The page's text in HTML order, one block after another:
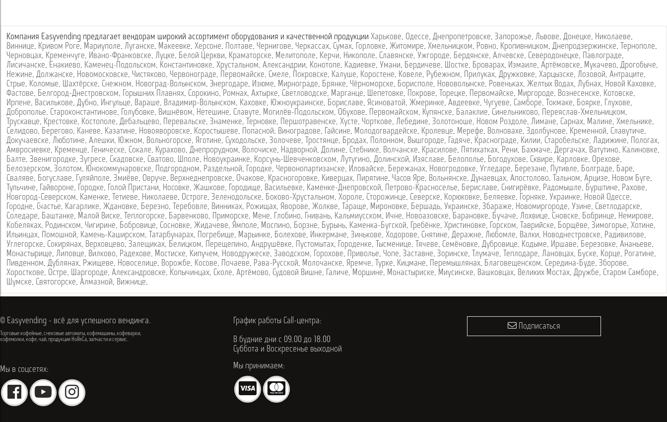
Компания Easyvending предлагает вендорам широкий ассортимент оборудования и качественной продукции Харькове, Одессе, Днепропетровске, Запорожье, Львове, Донецке, Николаеве,
Виннице, Кривом Роге, Мариуполе, Луганске, Макеевке, Херсоне, Полтаве, Чернигове, Черкассах, Сумах, Горловке, Житомире, Хмельницком, Ровно, Кропивницком, Днепродзержинске, Тернополе,
Черновцах, Кременчуге, Ивано-Франковске, Луцке, Белой Церкви, Краматорске, Мелитополе, Керчи, Никополе, Славянске, Ужгороде, Бердянске, Алчевске, Северодонецке, Павлограде,
Лисичанске, Енакиево, Каменец-Подольском, Константиновке, Хрустальном, Александрии, Конотопе, Кадиевке, Умани, Бердичеве, Шостке, Броварах, Измаиле, Артёмовске, Мукачево, Дрогобыче,
Нежине, Должанске, Новомосковске, Чистяково, Червонограде, Первомайске, Смеле, Покровске, Калуше, Коростене, Ковеле, Рубежном, Прилуках, Дружковке, Харцызске, Лозовой, Антраците,
Стрые, Коломые, Шахтёрске, Снежном, Новоград-Волынском, Энергодаре, Изюме, Мирнограде, Брянке, Чёрноморске, Борисполе, Нововолынске, Ровеньках, Желтых Водах, Лубнах, Новой Каховке,
Фастове, Белгород-Днестровском, Горышних Плавнях, Сорокино, Ромнах, Ахтырке, Светловодске, Марганце, Шепетовке, Покрове, Торецке, Первомайске, Миргороде, Вознесенске, Котовске,
Ирпене, Василькове, Дубно, Ингульце, Вараше, Владимир-Волынском, Каховке, Южноукраинске, Бориславе, Ясиноватой, Жмеринке, Авдеевке, Чугуеве, Самборе, Токмаке, Боярке, Глухове,
Доброполье, Староконстантинове, Голубовке, Вишнёвом, Нетешине, Славуте, Могилёв-Подольском, Обухове, Первомайском, Купянске, Балаклие, Синельниково, Переяслав-Хмельницком,
Трускавце, Крестовке, Костополе, Дебальцево, Перевальске, Знаменке, Терновке, Першотравенске, Хусте, Чорткове, Лебедине, Золотоноше, Новом Роздоле, Лимане, Сарнах, Малине, Хмельнике,
Селидово, Берегово, Каневе, Казатине, Новояворовске, Коростышеве, Попасной, Виноградове, Гайсине, Молодогвардейске, Кролевце, Мерефе, Волновахе, Здолбунове, Кременной, Славутиче,
Докучаевске, Люботине, Алешки, Южном, Вольногорске, Яготине, Суходольске, Золочеве, Тростянце, Бродах, Полонном, Вышгороде, Гадяче, Краснограде, Килии, Старобельске, Ладижине, Пологах,
Амвросиевке, Кременце, Геническе, Сокале, Курахово, Днепрорудном, Волочиске, Надворной, Долине, Стебнике, Волчанске, Красилове, Пятихатках, Рени, Бахмаче, Дергачах, Ватутино, Калиновке,
Балте, Звенигородке, Зугресе, Скадовске, Сватово, Шполе, Новоукраинке, Корсунь-Шевченковском, Лутугино, Долинской, Изяславе, Белополье, Богодухове, Сквире, Карловке, Орехове,
Белозерском, Золотом, Юнокоммунаровске, Подгородном, Раздельной, Городке, Червонопартизанске, Иловайске, Бережанах, Новогродовке, Угледаре, Березане, Путивле, Болграде, Баре,
Сваляве, Богуславе, Гуляйполе, Змиёве, Овруче, Верхнеднепровске, Очакове, Красногоровке, Киверцах, Пирятине, Часов Яре, Вольнянске, Дунаевцах, Апостолово, Тальном, Арцизе, Новом Буге,
Тульчине, Гайвороне, Городке, Голой Пристани, Носовке, Жашкове, Городище, Васильевке, Каменке-Днепровской, Петрово-Красноселье, Бериславе, Снигирёвке, Радомышле, Бурштине, Рахове,
Новгород-Северском, Каменке, Тетиеве, Николаеве, Остроге, Зеленодольске, Боково-Хрустальном, Хороле, Сторожинце, Северске, Корюковке, Беляевке, Горняке, Украинке, Новой Одессе,
Городне, Счастье, Кагарлике, Ждановке, Березно, Теребовле, Винниках, Рожищах, Яворове, Жолкве, Тараще, Мироновке, Бершадь, Украинске, Збараже, Новомиргороде, Узине, Светлодарске,
Соледаре, Баштанке, Малой Виске, Теплогорске, Барвенково, Приморске, Мене, Глобино, Гнивань, Кальмиусском, Ичне, Новоазовске, Барановке, Бучаче, Лохвице, Сновске, Бобринце, Немирове,
Кобеляках, Родинском, Чигирине, Бобровице, Сосновке, Жидачеве, Ямполе, Моспино, Борзне, Бурынь, Каменка-Бугской, Гребёнке, Христиновке, Горском, Таврийске, Борщёве, Зимогорье, Хотине,
Ильинцах, Помошной, Камень-Каширском, Татарбунарах, Погребище, Марьинке, Болехове, Инкермане, Зинькове, Ходорове, Снятине, Деражне, Любомле, Валки, Новоднестровске, Радивилове,
Углегорске, Сокирянах, Верховцево, Залещиках, Белицком, Перещепино, Андрушёвке, Пустомытах, Городенке, Тысменице, Тячеве, Семёновке, Дубровице, Кодыме, Иршаве, Березовке, Ананьеве,
Монастырище, Липовце, Вилково, Радехове, Мостиске, Кипучем, Новодружеске, Заводском, Горохове, Приволье, Чопе, Заставне, Зоринске, Тлумаче, Теплодаре, Лановцах, Буске, Корце, Рогатине,
Пивденном, Дублянах, Ржищеве, Новоселице, Ворожбе, Косове, Почаеве, Рава-Русской, Молочанске, Яремче, Турке, Кицмане, Перемышлянах, Благовещенском, Середина-Буде, Зборове,
Хоросткове, Остре, Шаргороде, Александровске, Копычинцах, Сколе, Артёмово, Судовой Вишне, Галиче, Моршине, Монастыриске, Миусинске, Вашковцах, Великих Мостах, Дружбе, Старом Самборе,
Шумске, Святогорске, Алмазной, Вижнице,
© Easyvending - всё для успешного вендинга.
Торговые кофейные, снековые автоматы, кофемашины, кофеварки,
кофемолки, кофе, чай, продукция HoReCa, запчасти и сервис.
Мы в соцсетях:
График работы Call-центра:
В будние дни с 09.00 до 18.00
Суббота и Воскресенье выходной
Мы принимаем:
Подписаться